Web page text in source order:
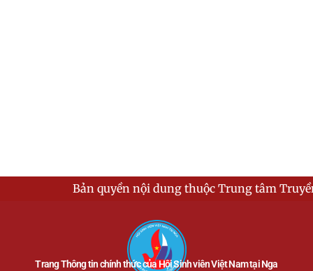
Bản quyền nội dung thuộc Trung tâm Truyền
Trang Thông tin chính thức của Hội Sinh viên Việt Nam tại Nga